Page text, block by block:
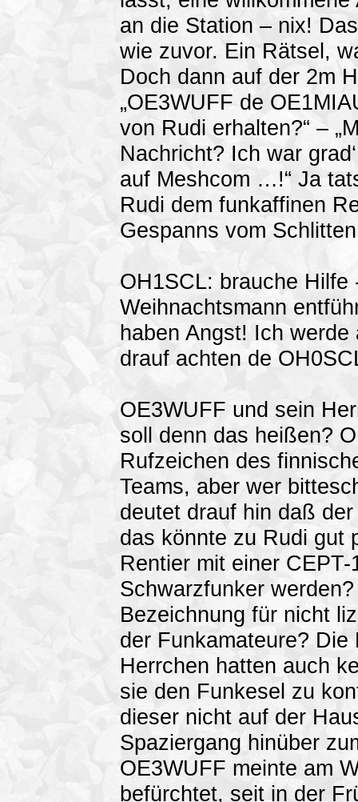
an die Station – nix!
wie zuvor. Ein Rätsel,
Doch dann auf der 2m
„OE3WUFF de
von Rudi erhalten?“ –
Nachricht? Ich war
auf Meshcom …!“ Ja
Rudi dem funkaffinen
Gespanns vom
OH1SCL: brauche
Weihnachtsmann
haben Angst! Ich
drauf achten de
OE3WUFF und sein
soll denn das heißen?
Rufzeichen des
Teams, aber wer
deutet drauf hin daß
das könnte zu Rudi gut
Rentier mit einer
Schwarzfunker
Bezeichnung für nicht
der Funkamateure?
Herrchen hatten auch
sie den Funkesel zu
dieser nicht auf der
Spaziergang hinüber
OE3WUFF meinte am
befürchtet, seit in der